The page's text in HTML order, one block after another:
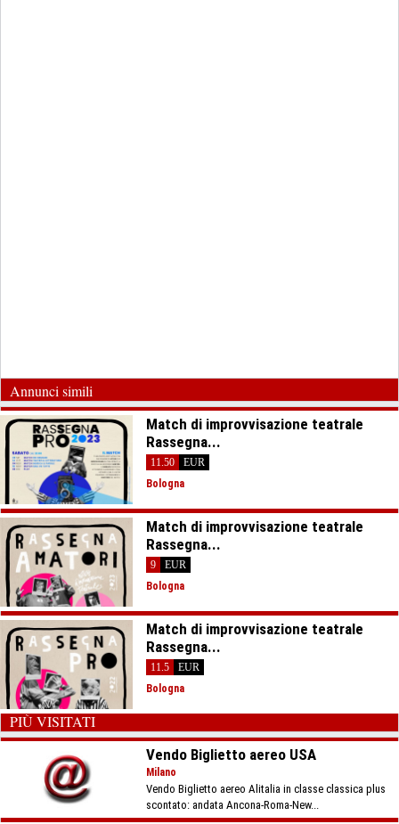
Annunci simili
Match di improvvisazione teatrale
Rassegna...
11.50
EUR
Bologna
Match di improvvisazione teatrale
Rassegna...
9
EUR
Bologna
Match di improvvisazione teatrale
Rassegna...
11.5
EUR
Bologna
PIÙ VISITATI
Vendo Biglietto aereo USA
Milano
Vendo Biglietto aereo Alitalia in classe classica plus
scontato: andata Ancona-Roma-New...